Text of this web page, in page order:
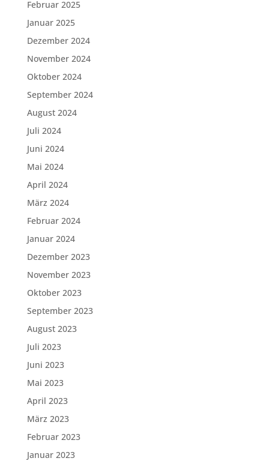
Februar 2025
Januar 2025
Dezember 2024
November 2024
Oktober 2024
September 2024
August 2024
Juli 2024
Juni 2024
Mai 2024
April 2024
März 2024
Februar 2024
Januar 2024
Dezember 2023
November 2023
Oktober 2023
September 2023
August 2023
Juli 2023
Juni 2023
Mai 2023
April 2023
März 2023
Februar 2023
Januar 2023